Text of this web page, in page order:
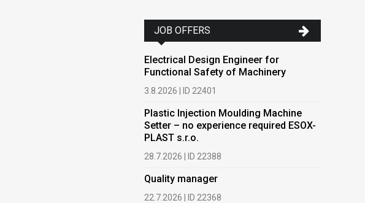
JOB OFFERS
Electrical Design Engineer for
Functional Safety of Machinery
3.8.2026 | ID 22401
Plastic Injection Moulding Machine
Setter – no experience required ESOX-
PLAST s.r.o.
28.7.2026 | ID 22388
Quality manager
22.7.2026 | ID 22368